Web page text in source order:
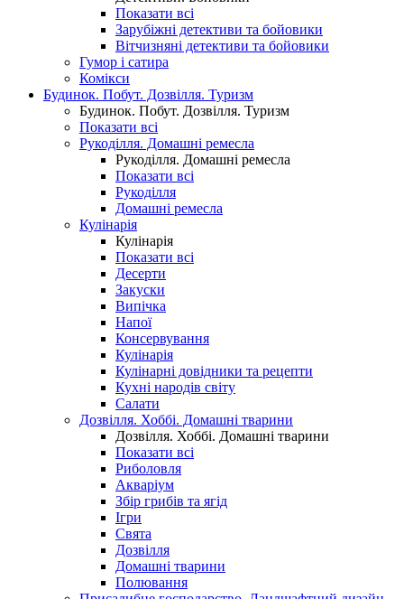
Показати всі
Зарубіжні детективи та бойовики
Вітчизняні детективи та бойовики
Гумор і сатира
Комікси
Будинок. Побут. Дозвілля. Туризм
Будинок. Побут. Дозвілля. Туризм
Показати всі
Рукоділля. Домашні ремесла
Рукоділля. Домашні ремесла
Показати всі
Рукоділля
Домашні ремесла
Кулінарія
Кулінарія
Показати всі
Десерти
Закуски
Випічка
Напої
Консервування
Кулінарія
Кулінарні довідники та рецепти
Кухні народів світу
Салати
Дозвілля. Хоббі. Домашні тварини
Дозвілля. Хоббі. Домашні тварини
Показати всі
Риболовля
Акваріум
Збір грибів та ягід
Ігри
Свята
Дозвілля
Домашні тварини
Полювання